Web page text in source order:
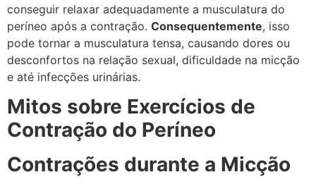
conseguir relaxar adequadamente a musculatura do
períneo após a contração. Consequentemente, isso
pode tornar a musculatura tensa, causando dores ou
desconfortos na relação sexual, dificuldade na micção
e até infecções urinárias.
Mitos sobre Exercícios de
Contração do Períneo
Contrações durante a Micção